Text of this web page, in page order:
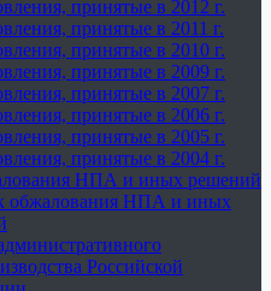
принятые в 2012 г.
принятые в 2011 г.
принятые в 2010 г.
принятые в 2009 г.
принятые в 2007 г.
принятые в 2006 г.
принятые в 2005 г.
принятые в 2004 г.
НПА и иных решений
обжалования НПА и иных
Российской